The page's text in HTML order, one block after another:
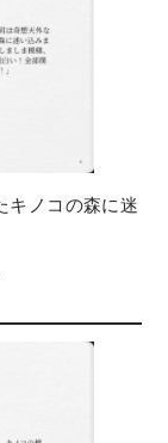
キノコの森に迷